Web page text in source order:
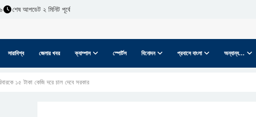
শেষ আপডেট ২ মিনিট পূর্বে
সারাবিশ্ব জেলার খবর ক্যাম্পাস স্পোর্টস বিনোদন প্রবাসে বাংলা অন্যান্য…
১৫ টাকা কেজি দরে চাল দেবে সরকার